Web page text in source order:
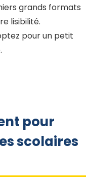
grands formats
lisibilité.
pour un petit
pour
scolaires